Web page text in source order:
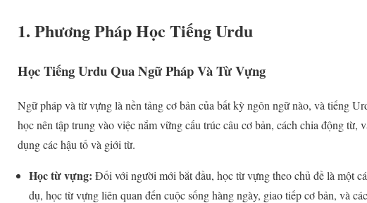
1. Phương Pháp Học Tiếng Urdu
Học Tiếng Urdu Qua Ngữ Pháp Và Từ Vựng
Ngữ pháp và từ vựng là nền tảng cơ bản của bất kỳ ngôn ngữ nào, và tiếng
học nên tập trung vào việc nắm vững cấu trúc câu cơ bản, cách chia động từ,
dụng các hậu tố và giới từ.
Học từ vựng: Đối với người mới bắt đầu, học từ vựng theo chủ đề là một
dụ, học từ vựng liên quan đến cuộc sống hàng ngày, giao tiếp cơ bản, và